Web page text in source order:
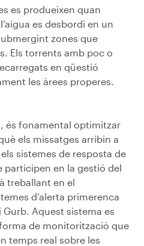
es produeixen quan
es desbordi en un
zones que
Els torrents amb poc o
en qüestió
les àrees properes.
, és fonamental optimitzar
els missatges arribin a
sistemes de resposta de
participen en la gestió del
treballant en el
d’alerta primerenca
Aquest sistema es
de monitorització que
temps real sobre les